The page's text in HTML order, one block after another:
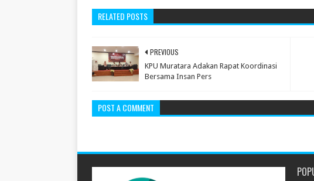
RELATED POSTS
PREVIOUS
KPU Muratara Adakan Rapat Koordinasi
Bersama Insan Pers
POST A COMMENT